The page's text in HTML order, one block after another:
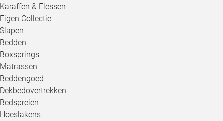
Karaffen & Flessen
Eigen Collectie
Slapen
Bedden
Boxsprings
Matrassen
Beddengoed
Dekbedovertrekken
Bedspreien
Hoeslakens